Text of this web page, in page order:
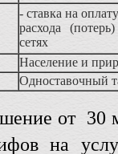
- ставка на
расхода
сетях
Население и
Одноставочный
от 30
на